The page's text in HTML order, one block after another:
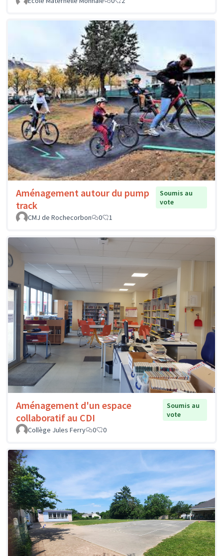
Aménagement autour du pump
track
Soumis au
vote
CMJ de Rochecorbon
0 1
Aménagement d'un espace
collaboratif au CDI
Soumis au
vote
Collège Jules Ferry
0 0